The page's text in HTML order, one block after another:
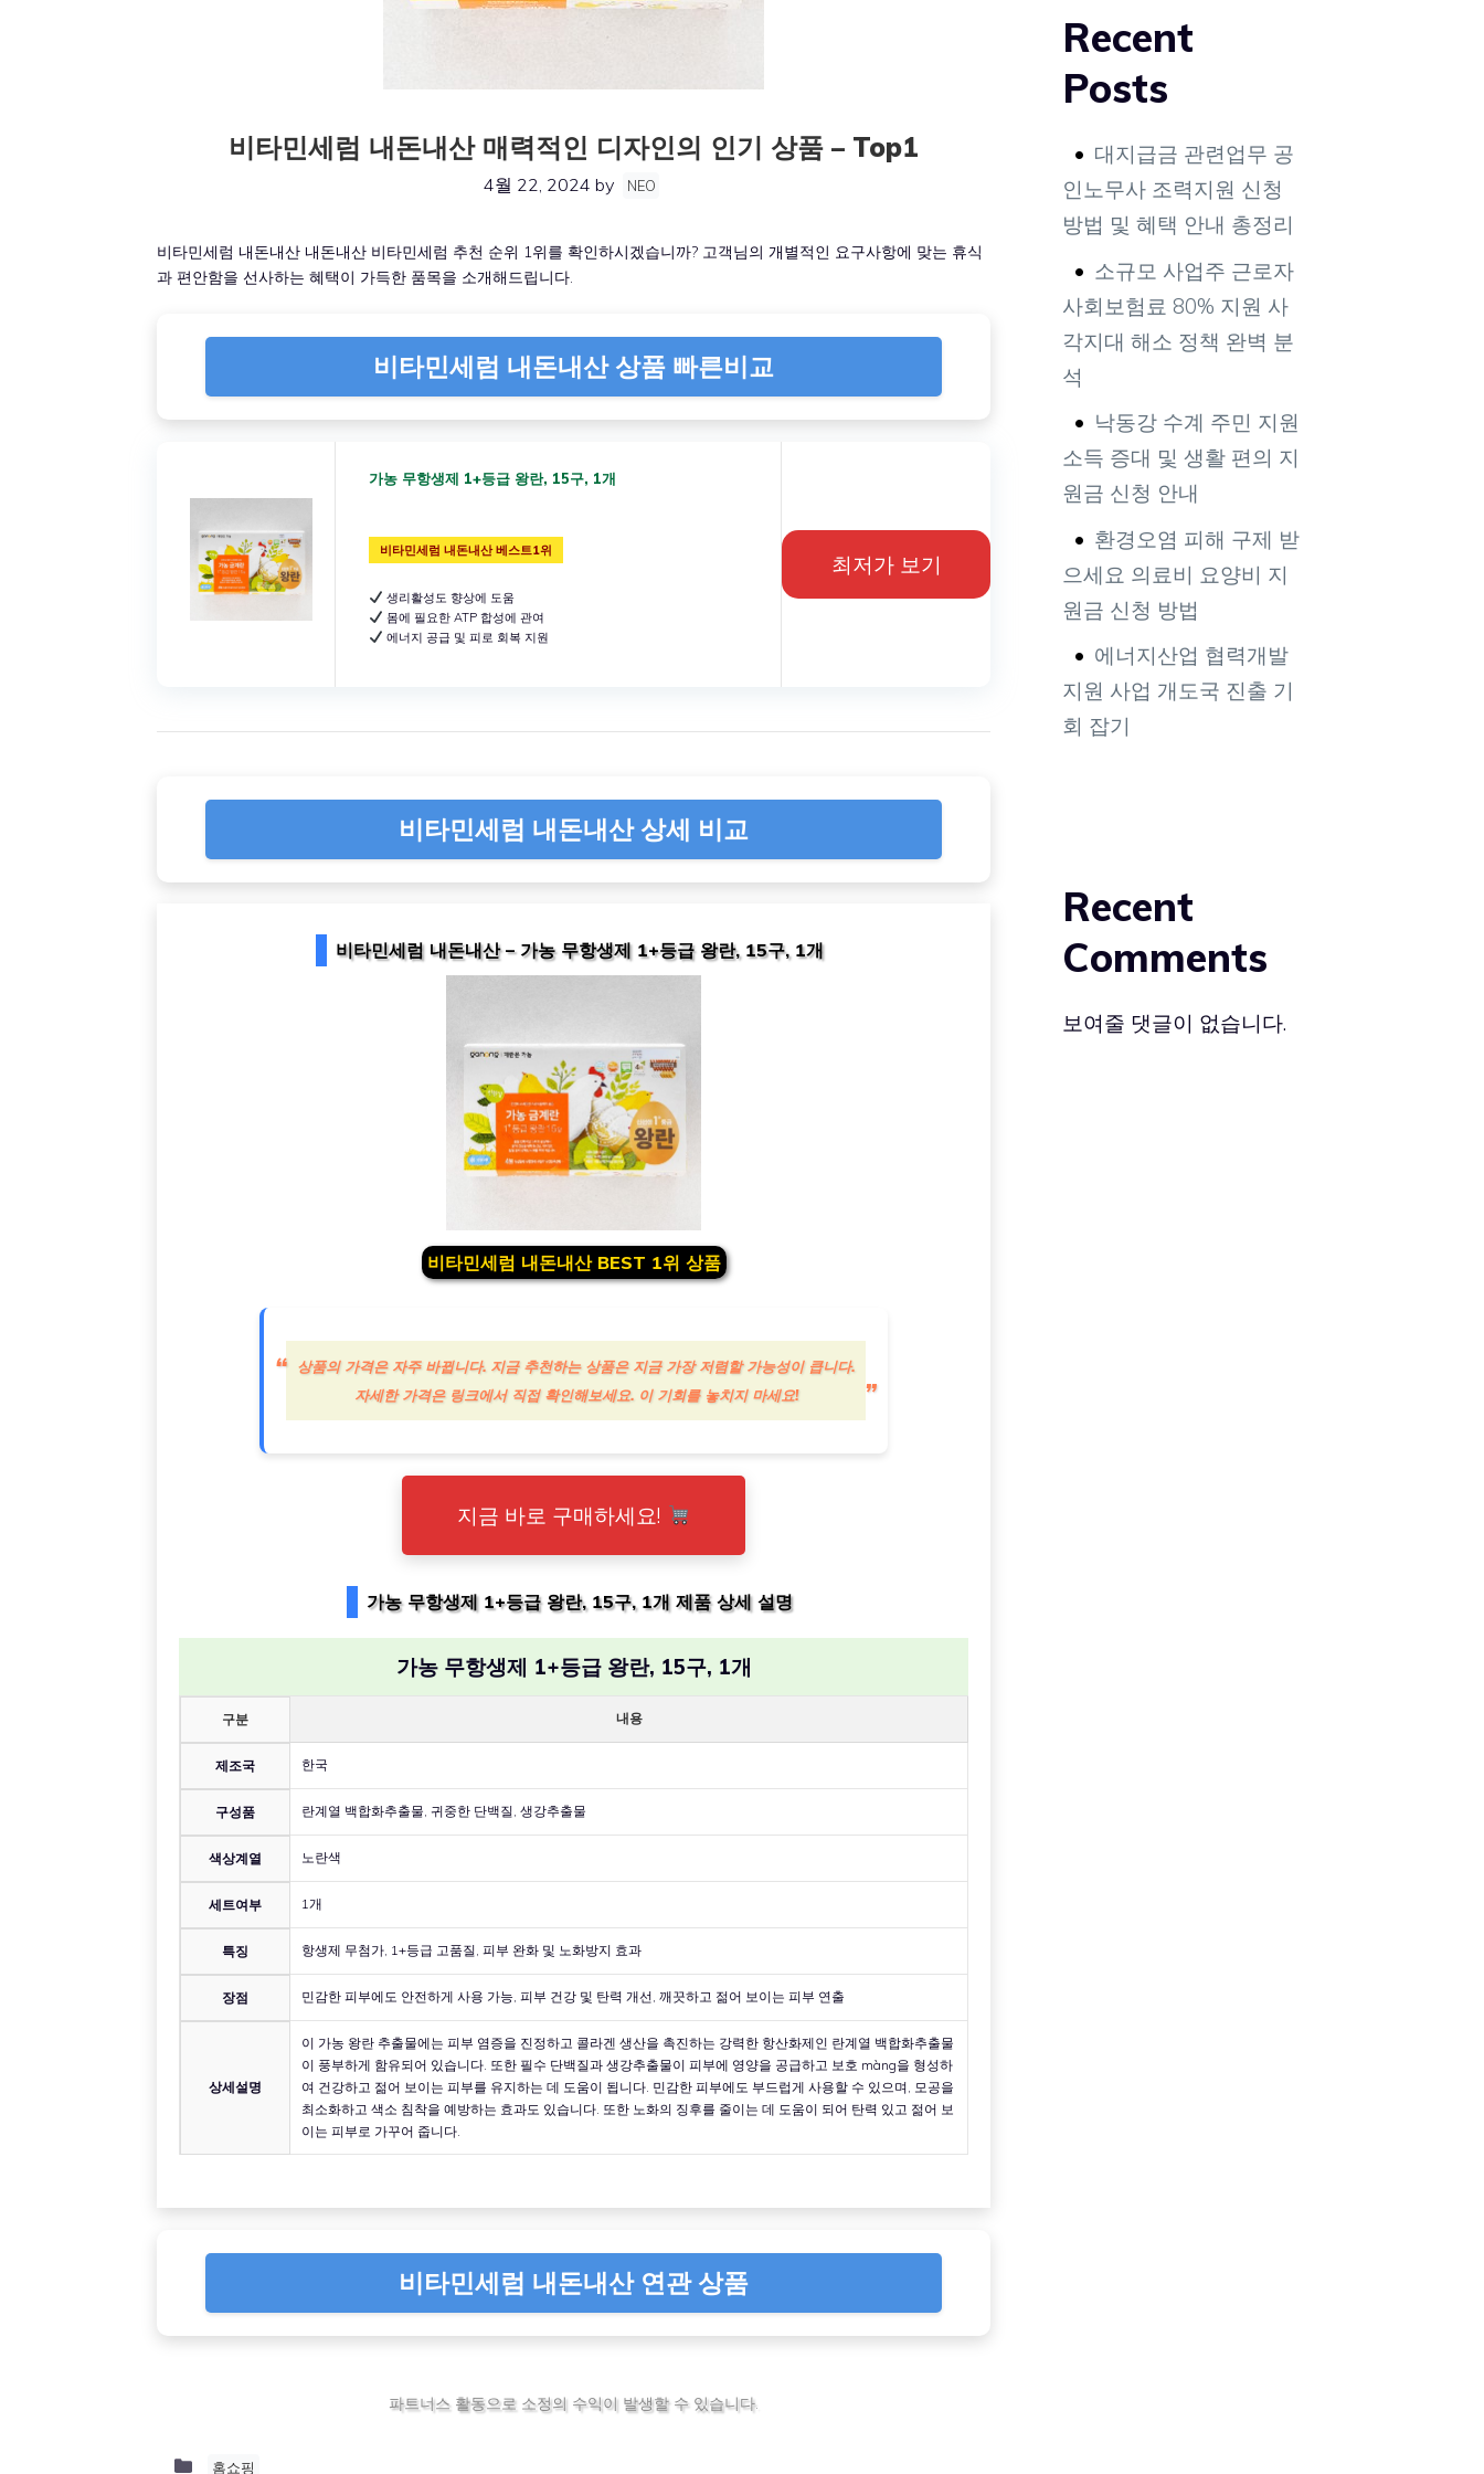
비타민세럼 내돈내산 매력적인 디자인의 인기 상품 – Top1
4월 22, 2024 by NEO
비타민세럼 내돈내산 내돈내산 비타민세럼 추천 순위 1위를 확인하시겠습니까? 고객님의 개별적인 요구사항에 맞는 휴식
과 편안함을 선사하는 혜택이 가득한 품목을 소개해드립니다.
비타민세럼 내돈내산 상품 빠른비교
가농 무항생제 1+등급 왕란, 15구, 1개
비타민세럼 내돈내산 베스트1위
생리활성도 향상에 도움
몸에 필요한 ATP 합성에 관여
에너지 공급 및 피로 회복 지원
최저가 보기
비타민세럼 내돈내산 상세 비교
비타민세럼 내돈내산 – 가농 무항생제 1+등급 왕란, 15구, 1개
비타민세럼 내돈내산 BEST 1위 상품
상품의 가격은 자주 바뀝니다. 지금 추천하는 상품은 지금 가장 저렴할 가능성이 큽니다.
자세한 가격은 링크에서 직접 확인해보세요. 이 기회를 놓치지 마세요!
지금 바로 구매하세요!
가농 무항생제 1+등급 왕란, 15구, 1개 제품 상세 설명
가농 무항생제 1+등급 왕란, 15구, 1개
구분 내용
제조국 한국
구성품 란계열 백합화추출물, 귀중한 단백질, 생강추출물
색상계열 노란색
세트여부 1개
특징 항생제 무첨가, 1+등급 고품질, 피부 완화 및 노화방지 효과
장점 민감한 피부에도 안전하게 사용 가능, 피부 건강 및 탄력 개선, 깨끗하고 젊어 보이는 피부 연출
상세설명
이 가농 왕란 추출물에는 피부 염증을 진정하고 콜라겐 생산을 촉진하는 강력한 항산화제인 란계열 백합화추출물
이 풍부하게 함유되어 있습니다. 또한 필수 단백질과 생강추출물이 피부에 영양을 공급하고 보호 màng을 형성하
여 건강하고 젊어 보이는 피부를 유지하는 데 도움이 됩니다. 민감한 피부에도 부드럽게 사용할 수 있으며, 모공을
최소화하고 색소 침착을 예방하는 효과도 있습니다. 또한 노화의 징후를 줄이는 데 도움이 되어 탄력 있고 젊어 보
이는 피부로 가꾸어 줍니다.
비타민세럼 내돈내산 연관 상품
파트너스 활동으로 소정의 수익이 발생할 수 있습니다.
Categories
홈쇼핑
Recent
Posts
대지급금 관련업무 공
인노무사 조력지원 신청
방법 및 혜택 안내 총정리
소규모 사업주 근로자
사회보험료 80% 지원 사
각지대 해소 정책 완벽 분
석
낙동강 수계 주민 지원
소득 증대 및 생활 편의 지
원금 신청 안내
환경오염 피해 구제 받
으세요 의료비 요양비 지
원금 신청 방법
에너지산업 협력개발
지원 사업 개도국 진출 기
회 잡기
Recent
Comments
보여줄 댓글이 없습니다.